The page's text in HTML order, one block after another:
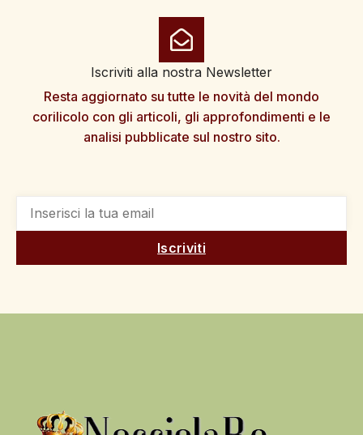
Iscriviti alla nostra Newsletter
Resta aggiornato su tutte le novità del mondo
corilicolo con gli articoli, gli approfondimenti e le
analisi pubblicate sul nostro sito.
Iscriviti